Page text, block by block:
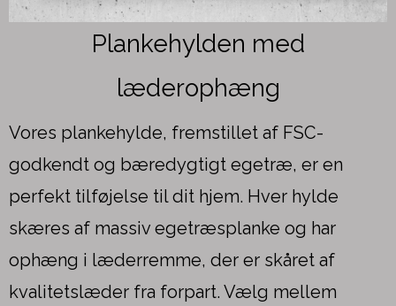
Plankehylden med
læderophæng
Vores plankehylde, fremstillet af FSC-
godkendt og bæredygtigt egetræ, er en
perfekt tilføjelse til dit hjem. Hver hylde
skæres af massiv egetræsplanke og har
ophæng i læderremme, der er skåret af
kvalitetslæder fra forpart. Vælg mellem